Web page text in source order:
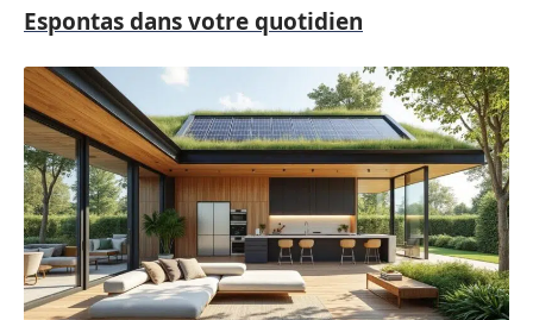
Espontas dans votre quotidien